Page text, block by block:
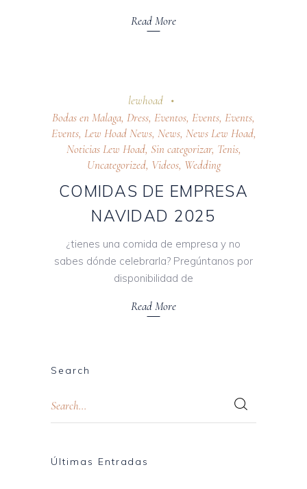
Read More
lewhoad
Bodas en Malaga, Dress, Eventos, Events, Events,
Events, Lew Hoad News, News, News Lew Hoad,
Noticias Lew Hoad, Sin categorizar, Tenis,
Uncategorized, Videos, Wedding
COMIDAS DE EMPRESA
NAVIDAD 2025
¿tienes una comida de empresa y no
sabes dónde celebrarla? Pregúntanos por
disponibilidad de
Read More
Search
Últimas Entradas